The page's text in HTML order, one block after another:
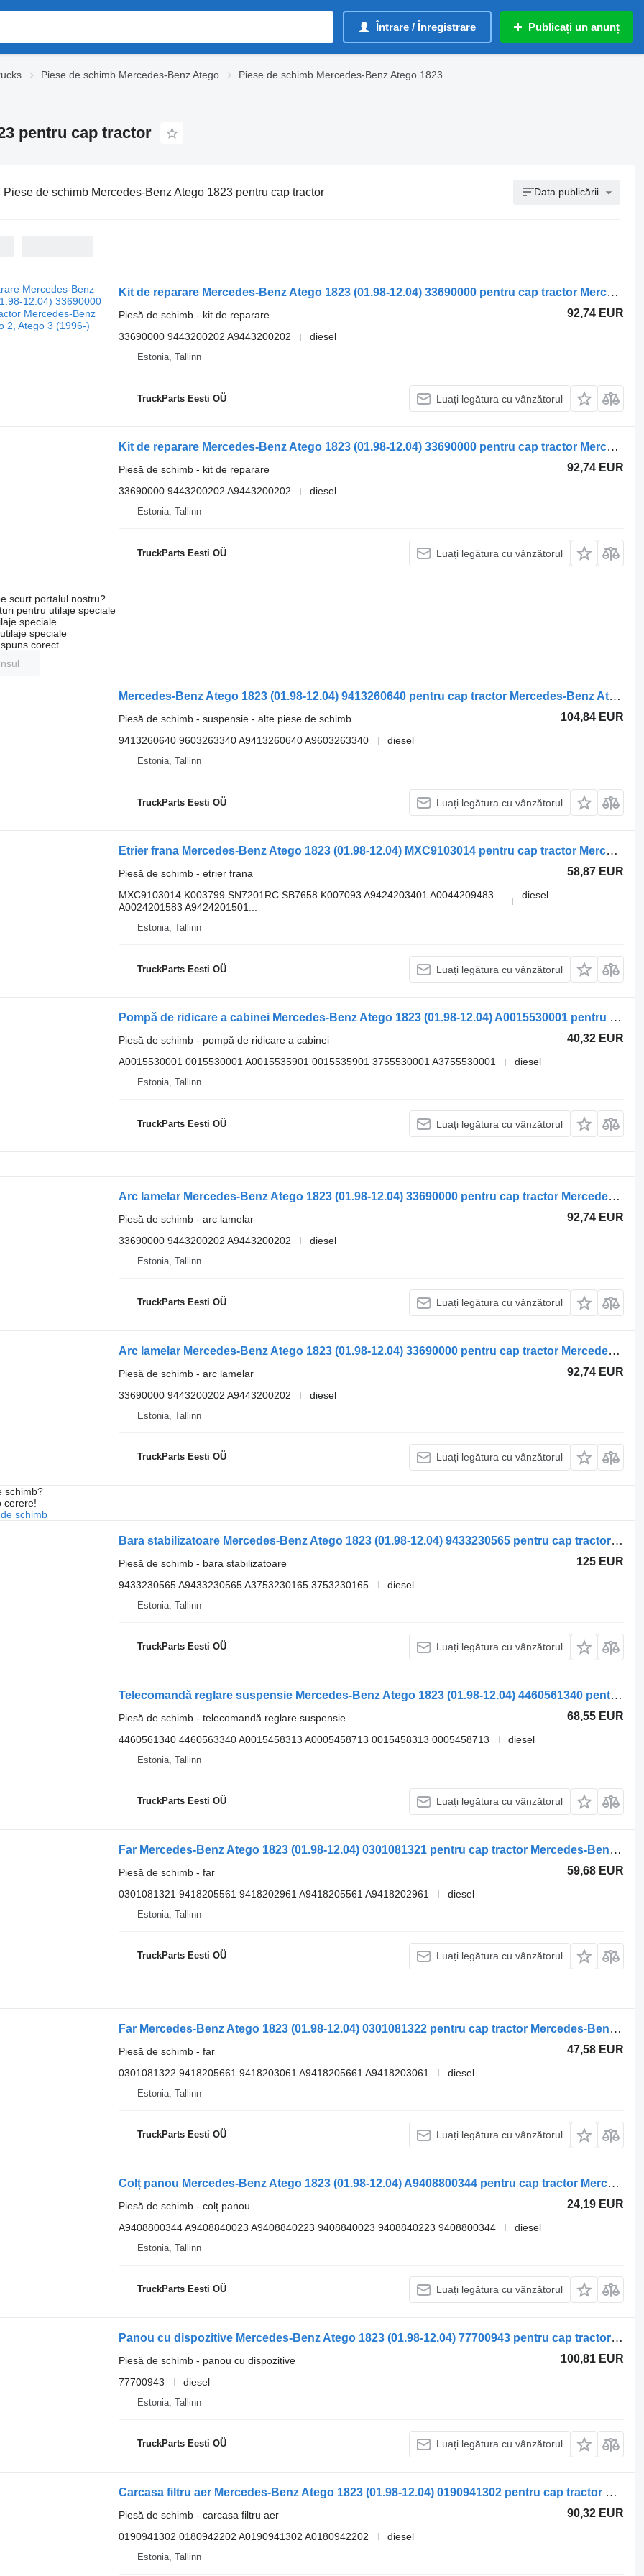
Întrare / Înregistrare Publicați un anunț
Piese de schimb Mercedes-Benz Atego
Piese de schimb Mercedes-Benz Atego 1823
pentru cap tractor
Piese de schimb Mercedes-Benz Atego 1823 pentru cap tractor Data publicării
Kit de reparare Mercedes-Benz Atego 1823 (01.98-12.04) 33690000 pentru cap tractor Mercedes-Benz Atego, Atego 2, Atego 3 (1996-)
92,74 EUR
Piesă de schimb - kit de reparare
33690000 9443200202 A9443200202
diesel
Estonia, Tallinn
TruckParts Eesti OÜ Luați legătura cu vânzătorul
Kit de reparare Mercedes-Benz Atego 1823 (01.98-12.04) 33690000 pentru cap tractor Mercedes-Benz Atego, Atego 2, Atego 3 (1996-)
92,74 EUR
Piesă de schimb - kit de reparare
33690000 9443200202 A9443200202
diesel
Estonia, Tallinn
TruckParts Eesti OÜ Luați legătura cu vânzătorul
scurt portalul nostru?
pentru utilaje speciale
speciale
speciale
corect
Mercedes-Benz Atego 1823 (01.98-12.04) 9413260640 pentru cap tractor Mercedes-Benz Atego, Atego 2, Atego 3 (1996-)
104,84 EUR
Piesă de schimb - suspensie - alte piese de schimb
9413260640 9603263340 A9413260640 A9603263340
diesel
Estonia, Tallinn
TruckParts Eesti OÜ Luați legătura cu vânzătorul
Etrier frana Mercedes-Benz Atego 1823 (01.98-12.04) MXC9103014 pentru cap tractor Mercedes-Benz Atego, Atego 2, Atego 3 (1996-)
58,87 EUR
Piesă de schimb - etrier frana
MXC9103014 K003799 SN7201RC SB7658 K007093 A9424203401 A0044209483
A0024201583 A9424201501...
diesel
Estonia, Tallinn
TruckParts Eesti OÜ Luați legătura cu vânzătorul
Pompă de ridicare a cabinei Mercedes-Benz Atego 1823 (01.98-12.04) A0015530001 pentru cap tractor Mercedes-Benz Atego, Atego 2, Atego 3 (1996-)
40,32 EUR
Piesă de schimb - pompă de ridicare a cabinei
A0015530001 0015530001 A0015535901 0015535901 3755530001 A3755530001
diesel
Estonia, Tallinn
TruckParts Eesti OÜ Luați legătura cu vânzătorul
Arc lamelar Mercedes-Benz Atego 1823 (01.98-12.04) 33690000 pentru cap tractor Mercedes-Benz Atego, Atego 2, Atego 3 (1996-)
92,74 EUR
Piesă de schimb - arc lamelar
33690000 9443200202 A9443200202
diesel
Estonia, Tallinn
TruckParts Eesti OÜ Luați legătura cu vânzătorul
Arc lamelar Mercedes-Benz Atego 1823 (01.98-12.04) 33690000 pentru cap tractor Mercedes-Benz Atego, Atego 2, Atego 3 (1996-)
92,74 EUR
Piesă de schimb - arc lamelar
33690000 9443200202 A9443200202
diesel
Estonia, Tallinn
TruckParts Eesti OÜ Luați legătura cu vânzătorul
schimb?
cerere!
schimb
Bara stabilizatoare Mercedes-Benz Atego 1823 (01.98-12.04) 9433230565 pentru cap tractor Mercedes-Benz Atego, Atego 2, Atego 3 (1996-)
125 EUR
Piesă de schimb - bara stabilizatoare
9433230565 A9433230565 A3753230165 3753230165
diesel
Estonia, Tallinn
TruckParts Eesti OÜ Luați legătura cu vânzătorul
Telecomandă reglare suspensie Mercedes-Benz Atego 1823 (01.98-12.04) 4460561340 pentru cap tractor Mercedes-Benz Atego, Atego 2, Atego 3 (1996-)
68,55 EUR
Piesă de schimb - telecomandă reglare suspensie
4460561340 4460563340 A0015458313 A0005458713 0015458313 0005458713
diesel
Estonia, Tallinn
TruckParts Eesti OÜ Luați legătura cu vânzătorul
Far Mercedes-Benz Atego 1823 (01.98-12.04) 0301081321 pentru cap tractor Mercedes-Benz Atego, Atego 2, Atego 3 (1996-)
59,68 EUR
Piesă de schimb - far
0301081321 9418205561 9418202961 A9418205561 A9418202961
diesel
Estonia, Tallinn
TruckParts Eesti OÜ Luați legătura cu vânzătorul
Far Mercedes-Benz Atego 1823 (01.98-12.04) 0301081322 pentru cap tractor Mercedes-Benz Atego, Atego 2, Atego 3 (1996-)
47,58 EUR
Piesă de schimb - far
0301081322 9418205661 9418203061 A9418205661 A9418203061
diesel
Estonia, Tallinn
TruckParts Eesti OÜ Luați legătura cu vânzătorul
Colț panou Mercedes-Benz Atego 1823 (01.98-12.04) A9408800344 pentru cap tractor Mercedes-Benz Atego, Atego 2, Atego 3 (1996-)
24,19 EUR
Piesă de schimb - colț panou
A9408800344 A9408840023 A9408840223 9408840023 9408840223 9408800344
diesel
Estonia, Tallinn
TruckParts Eesti OÜ Luați legătura cu vânzătorul
Panou cu dispozitive Mercedes-Benz Atego 1823 (01.98-12.04) 77700943 pentru cap tractor Mercedes-Benz Atego, Atego 2, Atego 3 (1996-)
100,81 EUR
Piesă de schimb - panou cu dispozitive
77700943
diesel
Estonia, Tallinn
TruckParts Eesti OÜ Luați legătura cu vânzătorul
Carcasa filtru aer Mercedes-Benz Atego 1823 (01.98-12.04) 0190941302 pentru cap tractor Mercedes-Benz Atego, Atego 2, Atego 3 (1996-)
90,32 EUR
Piesă de schimb - carcasa filtru aer
0190941302 0180942202 A0190941302 A0180942202
diesel
Estonia, Tallinn